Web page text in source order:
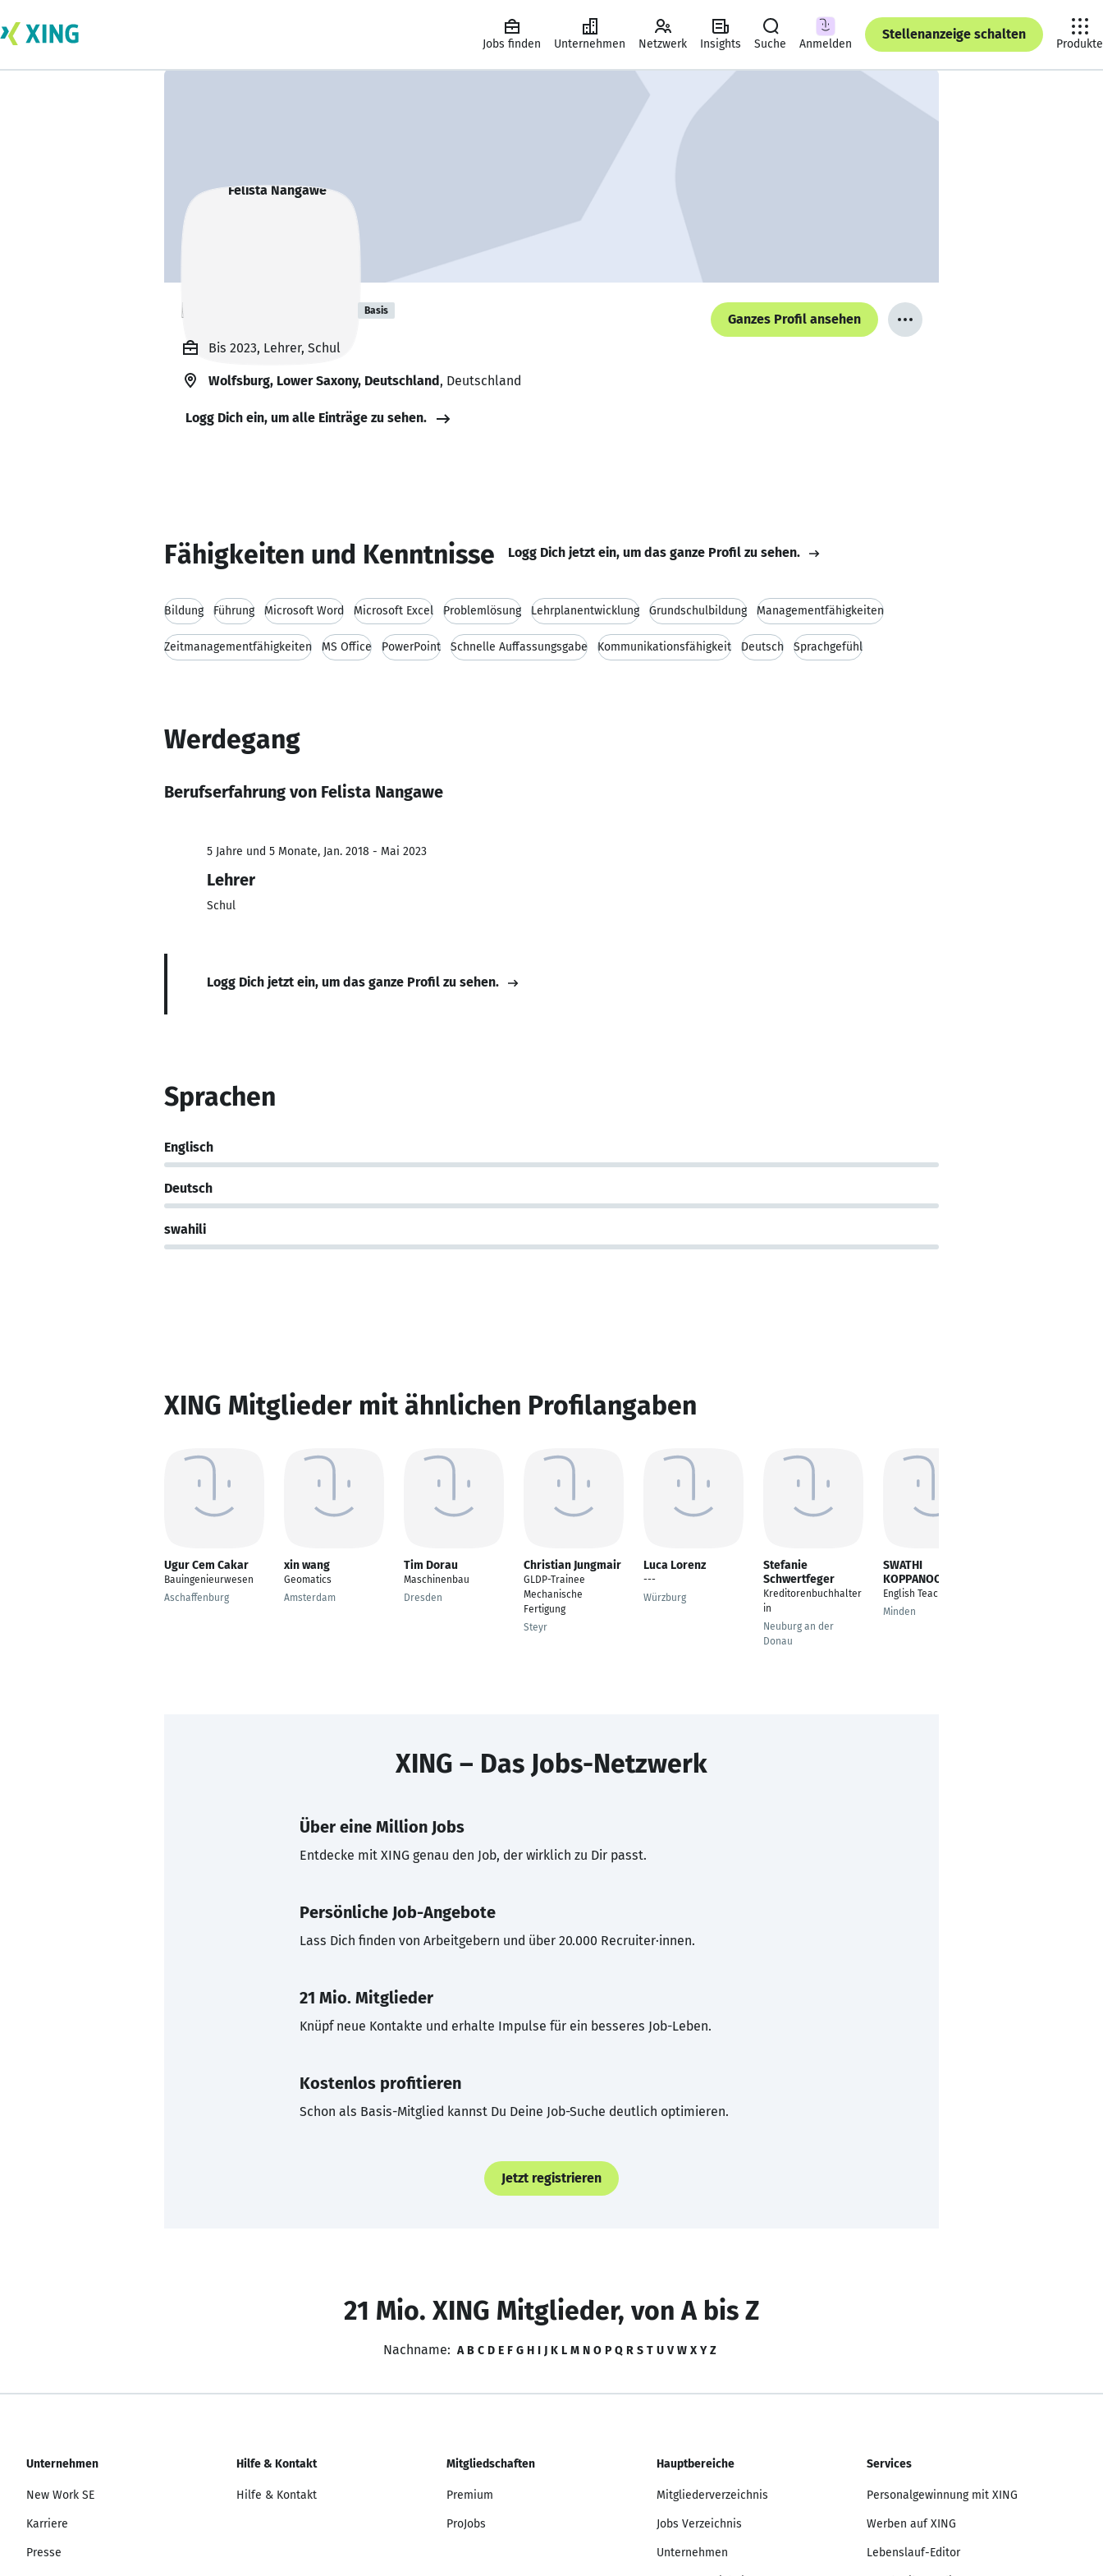
Jobs finden Unternehmen Netzwerk Insights Suche Anmelden
Stellenanzeige schalten
Produkte
Felista Nangawe Basis
Ganzes Profil ansehen
Bis 2023, Lehrer, Schul
Wolfsburg, Lower Saxony, Deutschland, Deutschland
Logg Dich ein, um alle Einträge zu sehen.
Fähigkeiten und Kenntnisse Logg Dich jetzt ein, um das ganze Profil zu sehen.
Bildung Führung Microsoft Word Microsoft Excel Problemlösung Lehrplanentwicklung Grundschulbildung Managementfähigkeiten
Zeitmanagementfähigkeiten MS Office PowerPoint Schnelle Auffassungsgabe Kommunikationsfähigkeit Deutsch Sprachgefühl
Werdegang
Berufserfahrung von Felista Nangawe
5 Jahre und 5 Monate, Jan. 2018 - Mai 2023
Lehrer
Schul
Logg Dich jetzt ein, um das ganze Profil zu sehen.
Sprachen
Englisch
Deutsch
swahili
XING Mitglieder mit ähnlichen Profilangaben
Ugur Cem Cakar
Bauingenieurwesen
Aschaffenburg
xin wang
Geomatics
Amsterdam
Tim Dorau
Maschinenbau
Dresden
Christian Jungmair
GLDP-Trainee
Mechanische
Fertigung
Steyr
Luca Lorenz
---
Würzburg
Stefanie
Schwertfeger
Kreditorenbuchhalter
in
Neuburg an der
Donau
SWATHI
KOPPANOORU
English Teacher
Minden
XING – Das Jobs-Netzwerk
Über eine Million Jobs
Entdecke mit XING genau den Job, der wirklich zu Dir passt.
Persönliche Job-Angebote
Lass Dich finden von Arbeitgebern und über 20.000 Recruiter·innen.
21 Mio. Mitglieder
Knüpf neue Kontakte und erhalte Impulse für ein besseres Job-Leben.
Kostenlos profitieren
Schon als Basis-Mitglied kannst Du Deine Job-Suche deutlich optimieren.
Jetzt registrieren
21 Mio. XING Mitglieder, von A bis Z
Nachname: A B C D E F G H I J K L M N O P Q R S T U V W X Y Z
Unternehmen
New Work SE
Karriere
Presse
Hilfe & Kontakt
Hilfe & Kontakt
Mitgliedschaften
Premium
ProJobs
Hauptbereiche
Mitgliederverzeichnis
Jobs Verzeichnis
Unternehmen
Services
Personalgewinnung mit XING
Werben auf XING
Lebenslauf-Editor